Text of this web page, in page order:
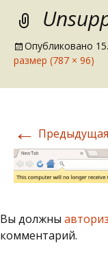
Опубликовано
размер (787 × 96)
← Предыдущая
Вы должны
комментарий.